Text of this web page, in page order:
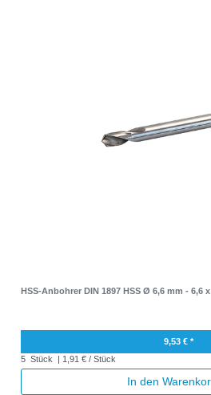
HSS-Anbohrer DIN 1897 HSS Ø 6,6 mm - 6,6
9,53 € *
5 Stück | 1,91 € / Stück
In den